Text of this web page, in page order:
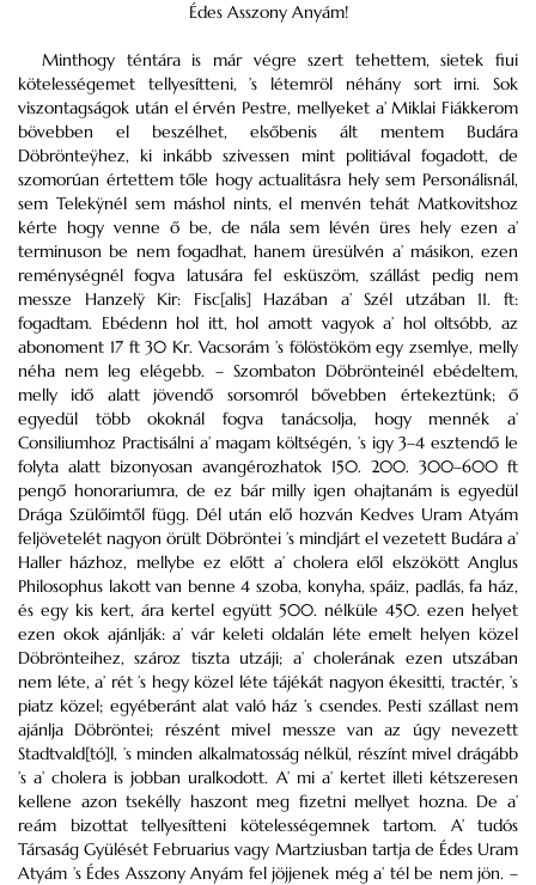
Édes Asszony Anyám!
Minthogy téntára is már végre szert tehettem, sietek fiui
kötelességemet tellyesítteni, ’s létemröl néhány sort irni. Sok
viszontagságok után el érvén Pestre, mellyeket a’ Miklai Fiákkerom
bövebben el beszélhet, elsőbenis ált mentem Budára
Döbrönteÿhez, ki inkább szivessen mint politiával fogadott, de
szomorúan értettem tőle hogy actualitásra hely sem Personálisnál,
sem Telekÿnél sem máshol nints, el menvén tehát Matkovitshoz
kérte hogy venne ő be, de nála sem lévén üres hely ezen a’
terminuson be nem fogadhat, hanem üresülvén a’ másikon, ezen
reménységnél fogva latusára fel esküszöm, szállást pedig nem
messze Hanzelÿ Kir: Fisc[alis] Hazában a’ Szél utzában 11. ft:
fogadtam. Ebédenn hol itt, hol amott vagyok a’ hol oltsóbb, az
abonoment 17 ft 30 Kr. Vacsorám ’s fölöstököm egy zsemlye, melly
néha nem leg elégebb. – Szombaton Döbrönteinél ebédeltem,
melly idő alatt jövendő sorsomról bővebben értekeztünk; ő
egyedül több okoknál fogva tanácsolja, hogy mennék a’
Consiliumhoz Practisálni a’ magam költségén, ’s igy 3–4 esztendő le
folyta alatt bizonyosan avangérozhatok 150. 200. 300–600 ft
pengő honorariumra, de ez bár milly igen ohajtanám is egyedül
Drága Szülőimtől függ. Dél után elő hozván Kedves Uram Atyám
feljövetelét nagyon örült Döbröntei ’s mindjárt el vezetett Budára a’
Haller házhoz, mellybe ez előtt a’ cholera elől elszökött Anglus
Philosophus lakott van benne 4 szoba, konyha, spáiz, padlás, fa ház,
és egy kis kert, ára kertel együtt 500. nélküle 450. ezen helyet
ezen okok ajánlják: a’ vár keleti oldalán léte emelt helyen közel
Döbrönteihez, szároz tiszta utzáji; a’ cholerának ezen utszában
nem léte, a’ rét ’s hegy közel léte tájékát nagyon ékesitti, tractér, ’s
piatz közel; egyéberánt alat való ház ’s csendes. Pesti szállast nem
ajánlja Döbröntei; részént mivel messze van az úgy nevezett
Stadtvald[tó]l, ’s minden alkalmatosság nélkül, részínt mivel drágább
’s a’ cholera is jobban uralkodott. A’ mi a’ kertet illeti kétszeresen
kellene azon tsekélly haszont meg fizetni mellyet hozna. De a’
reám bizottat tellyesítteni kötelességemnek tartom. A’ tudós
Társaság Gyülését Februarius vagy Martziusban tartja de Édes Uram
Atyám ’s Édes Asszony Anyám fel jöjjenek még a’ tél be nem jön. –